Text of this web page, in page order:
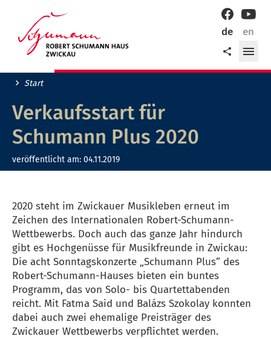
Stadt
de
en
Teilen
Facebook
Start
Verkaufsstart für
Schumann Plus 2020
veröffentlicht am: 04.11.2019
2020 steht im Zwickauer Musikleben erneut im
Zeichen des Internationalen Robert-Schumann-
Wettbewerbs. Doch auch das ganze Jahr hindurch
gibt es Hochgenüsse für Musikfreunde in Zwickau:
Die acht Sonntagskonzerte „Schumann Plus“ des
Robert-Schumann-Hauses bieten ein buntes
Programm, das von Solo- bis Quartettabenden
reicht. Mit Fatma Said und Balázs Szokolay konnten
dabei auch zwei ehemalige Preisträger des
Zwickauer Wettbewerbs verpflichtet werden.